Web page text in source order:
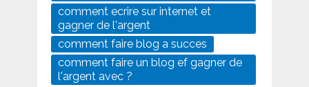
comment ecrire sur internet et
gagner de l'argent
comment faire blog a succes
comment faire un blog ef gagner de
l'argent avec ?